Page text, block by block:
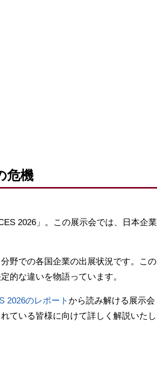
危機
2026」。この展示会では、日本企業
野での各国企業の出展状況です。この
的な違いを物語っています。
2026のレポート から読み解ける展示会
ている皆様に向けて詳しく解説いたし